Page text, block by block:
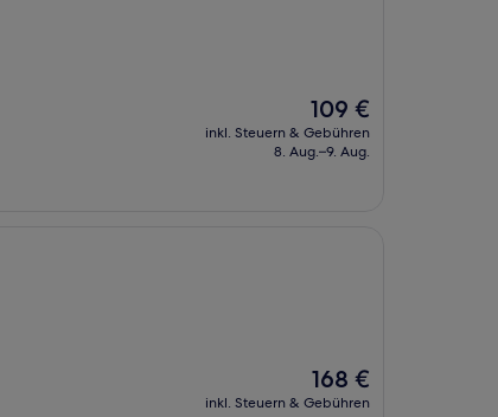
Der
Preis
beträgt
109 €
inkl. Steuern & Gebühren
8. Aug.–9. Aug.
Der
Preis
168 €
inkl. Steuern & Gebühren